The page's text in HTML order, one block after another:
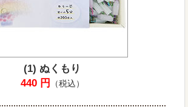
(1) ぬくもり
440 円
（税込）